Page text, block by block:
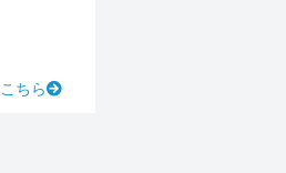
こちら